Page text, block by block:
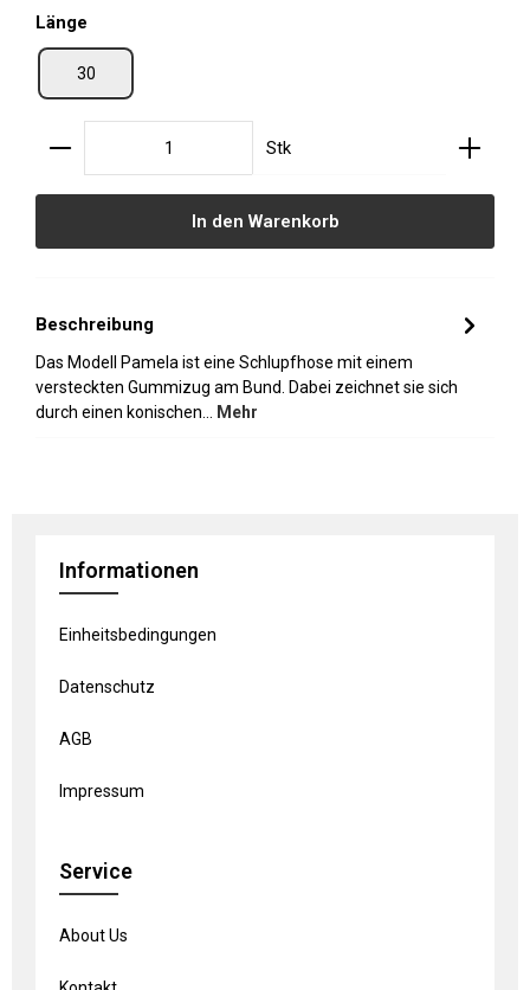
Länge
30
Produkt Anzahl: Gib den gewünschten Wert ein
Stk
In den Warenkorb
Beschreibung
Das Modell Pamela ist eine Schlupfhose mit einem
versteckten Gummizug am Bund. Dabei zeichnet sie sich
durch einen konischen…
Mehr
Informationen
Einheitsbedingungen
Datenschutz
AGB
Impressum
Service
About Us